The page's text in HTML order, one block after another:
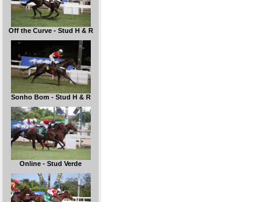
Off the Curve - Stud H & R
Sonho Bom - Stud H & R
Online - Stud Verde